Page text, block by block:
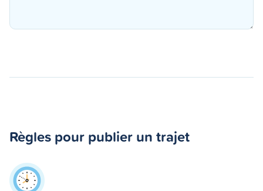
Règles pour publier un trajet